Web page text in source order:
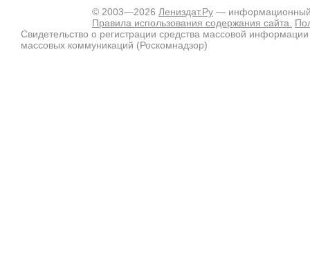
© 2003—2026 Лениздат.Ру — информационный
Правила использования содержания сайта.
Свидетельство о регистрации средства массовой
массовых коммуникаций (Роскомнадзор)